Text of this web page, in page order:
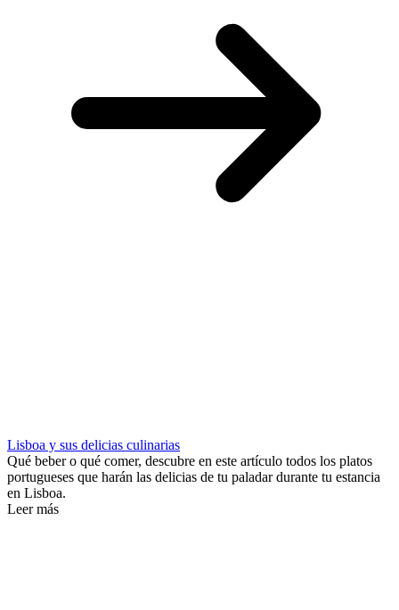
Lisboa y sus delicias culinarias
Qué beber o qué comer, descubre en este artículo todos los platos
portugueses que harán las delicias de tu paladar durante tu estancia
en Lisboa.
Leer más